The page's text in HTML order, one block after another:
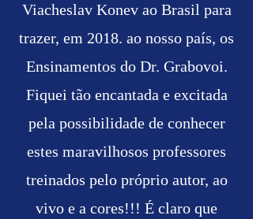
Viacheslav Konev ao Brasil para
trazer, em 2018. ao nosso país, os
Ensinamentos do Dr. Grabovoi.
Fiquei tão encantada e excitada
pela possibilidade de conhecer
estes maravilhosos professores
treinados pelo próprio autor, ao
vivo e a cores!!! É claro que